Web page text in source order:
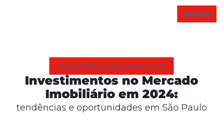
Contato
INFOGRÁFICO GRATUITO
Investimentos no Mercado
Imobiliário em 2024:
tendências e oportunidades em São Paulo